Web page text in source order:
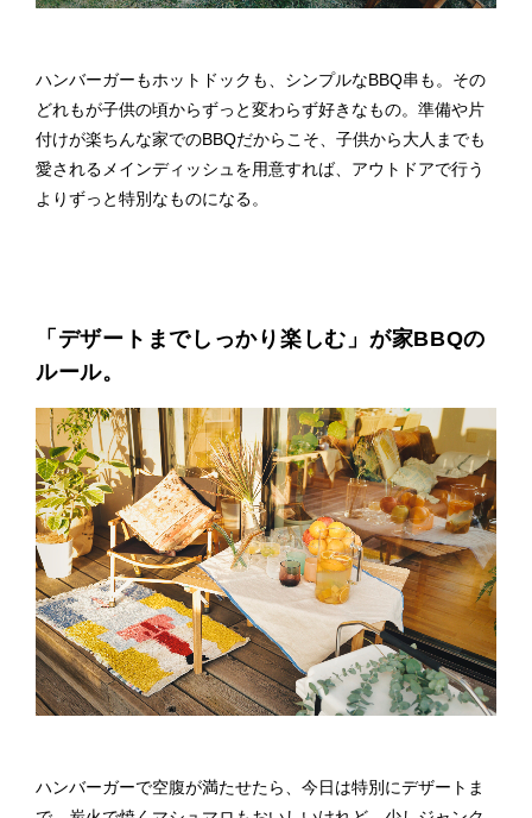
ハンバーガーもホットドックも、シンプルなBBQ串も。その
どれもが子供の頃からずっと変わらず好きなもの。準備や片
付けが楽ちんな家でのBBQだからこそ、子供から大人までも
愛されるメインディッシュを用意すれば、アウトドアで行う
よりずっと特別なものになる。
「デザートまでしっかり楽しむ」が家BBQの
ルール。
ハンバーガーで空腹が満たせたら、今日は特別にデザートま